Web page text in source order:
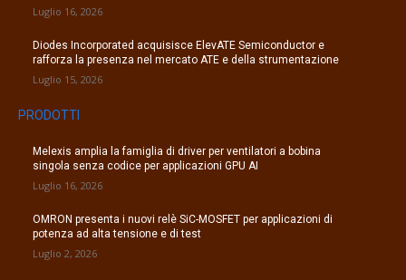
Luglio 16, 2026
Diodes Incorporated acquisisce ElevATE Semiconductor e
rafforza la presenza nel mercato ATE e della strumentazione
Luglio 15, 2026
PRODOTTI
Melexis amplia la famiglia di driver per ventilatori a bobina
singola senza codice per applicazioni GPU AI
Luglio 16, 2026
OMRON presenta i nuovi relè SiC-MOSFET per applicazioni di
potenza ad alta tensione e di test
Luglio 2, 2026